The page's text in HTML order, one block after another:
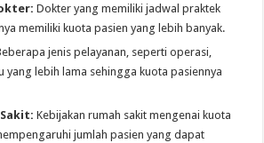
Dokter yang memiliki jadwal praktek
memiliki kuota pasien yang lebih banyak.
jenis pelayanan, seperti operasi,
yang lebih lama sehingga kuota pasiennya
Kebijakan rumah sakit mengenai kuota
jumlah pasien yang dapat